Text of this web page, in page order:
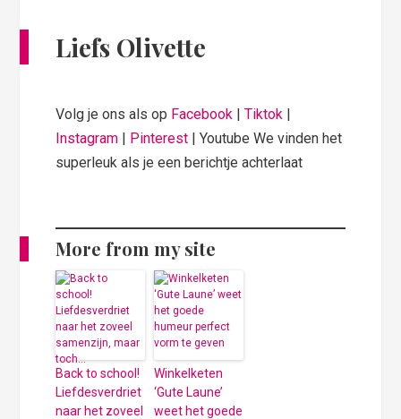
Liefs Olivette
Volg je ons als op Facebook |Tiktok |
Instagram | Pinterest | Youtube We vinden het
superleuk als je een berichtje achterlaat
More from my site
Back to school!
Liefdesverdriet
naar het zoveel
Winkelketen
‘Gute Laune’
weet het goede